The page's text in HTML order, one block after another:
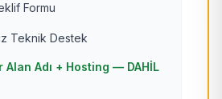
Formu
Teknik Destek
Alan Adı + Hosting — DAHİL